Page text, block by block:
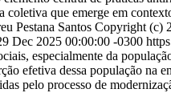
que emerge em
Pestana Santos Copyright (c)
Dec 2025 00:00:00 -0300
especialmente da
dessa população na
pelo processo de